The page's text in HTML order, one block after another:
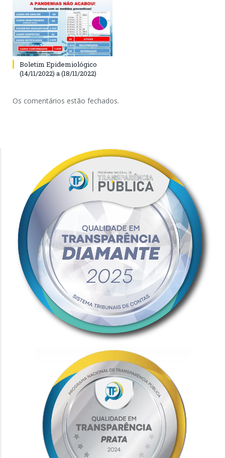
Boletim Epidemiológico
(14/11/2022) a (18/11/2022)
Os comentários estão fechados.